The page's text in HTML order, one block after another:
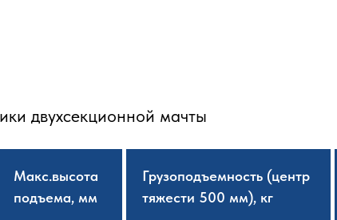
двухсекционной мачты
Макс.высота
подъема, мм
Грузоподъемность (центр
тяжести 500 мм), кг